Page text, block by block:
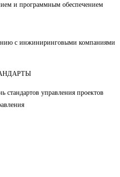
и программным обеспечением
с инжиниринговыми компаниями
стандартов управления проектов